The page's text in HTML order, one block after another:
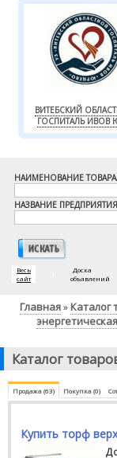
ВИТЕБСКИЙ
ГОСПИТАЛЬ ИВОВ
НАИМЕНОВАНИЕ
НАЗВАНИЕ
Весь
сайт
Доска
объявлений
Главная» Каталог
Каталог
Продажа (63) Покупка (0)
Купить торф